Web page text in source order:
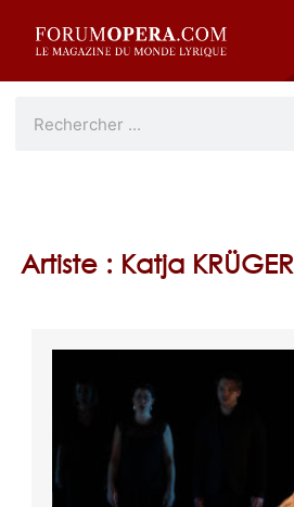
Artiste : Katja KRÜGER